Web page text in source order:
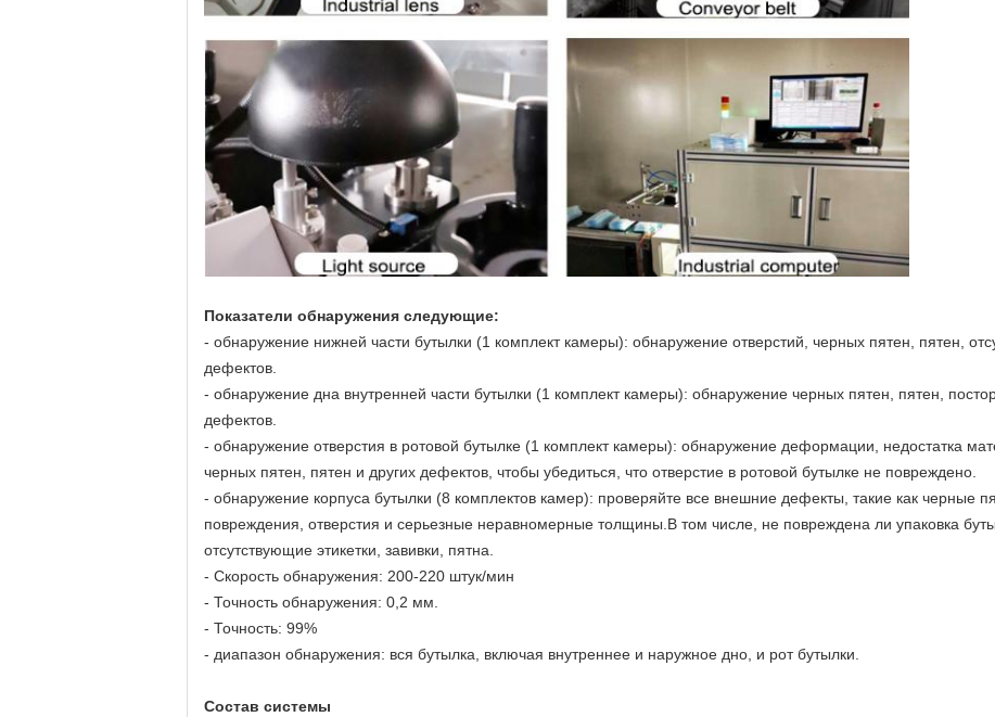
Показатели обнаружения следующие:
- обнаружение нижней части бутылки (1 комплект камеры): обнаружение отверстий, черных пятен, пятен,
дефектов.
- обнаружение дна внутренней части бутылки (1 комплект камеры): обнаружение черных пятен, пятен,
дефектов.
- обнаружение отверстия в ротовой бутылке (1 комплект камеры): обнаружение деформации, недостатка
черных пятен, пятен и других дефектов, чтобы убедиться, что отверстие в ротовой бутылке не повреждено.
- обнаружение корпуса бутылки (8 комплектов камер): проверяйте все внешние дефекты, такие как черные
повреждения, отверстия и серьезные неравномерные толщины.В том числе, не повреждена ли упаковка
отсутствующие этикетки, завивки, пятна.
- Скорость обнаружения: 200-220 штук/мин
- Точность обнаружения: 0,2 мм.
- Точность: 99%
- диапазон обнаружения: вся бутылка, включая внутреннее и наружное дно, и рот бутылки.
Состав системы